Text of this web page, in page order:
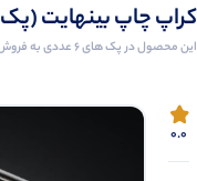
کراپ چاپ بینهایت (پک 6 عددی)
این محصول در پک های 6 عددی به فروش میرسد.
0.0